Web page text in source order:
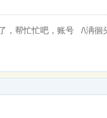
，帮忙忙吧，账号 /\洅